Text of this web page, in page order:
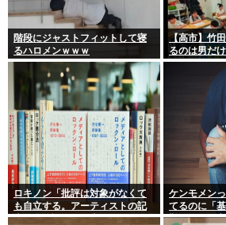
階段にジャストフィットして寝
るハロメンｗｗｗ
【高市】竹
るのは男だ
きた伝統。
ロキノン「批評は対象がなくて
も自立する。アーティストの記
事に自分語りしか書かなくても
ケンモメン
てるのに「
難しいって